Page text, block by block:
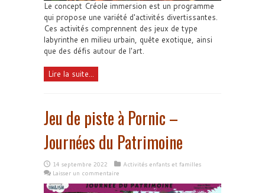
Le concept Créole immersion est un programme
qui propose une variété d'activités divertissantes.
Ces activités comprennent des jeux de type
labyrinthe en milieu urbain, quête exotique, ainsi
que des défis autour de l'art.
Lire la suite...
Jeu de piste à Pornic –
Journées du Patrimoine
14 septembre 2022
Activités enfants et familles
Laisser un commentaire